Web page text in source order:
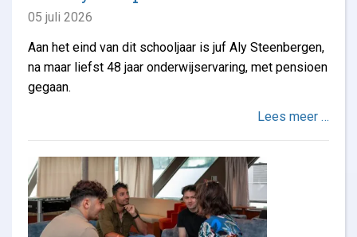
05 juli 2026
Aan het eind van dit schooljaar is juf Aly Steenbergen,
na maar liefst 48 jaar onderwijservaring, met pensioen
gegaan.
Lees meer …